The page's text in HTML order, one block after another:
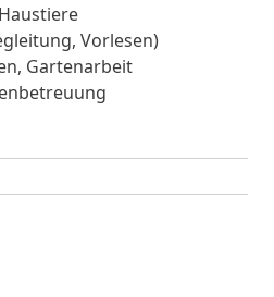
Vorlesen)
Gartenarbeit